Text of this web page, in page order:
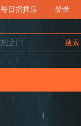
每日摇摇乐 登录
搜索